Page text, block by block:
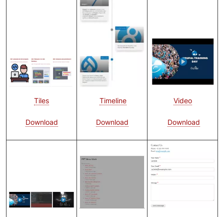
Bild
Tiles
Download
Timeline
Download
Video
Download
Bild
Bild
Bild